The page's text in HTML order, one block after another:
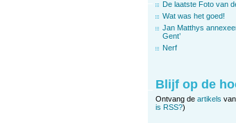
De laatste Foto van
Wat was het goed!
Jan Matthys
Gent’
Nerf
Blijf op de
Ontvang de artikels
is RSS?)